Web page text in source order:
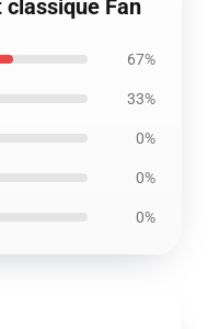
Fan
67%
33%
0%
0%
0%